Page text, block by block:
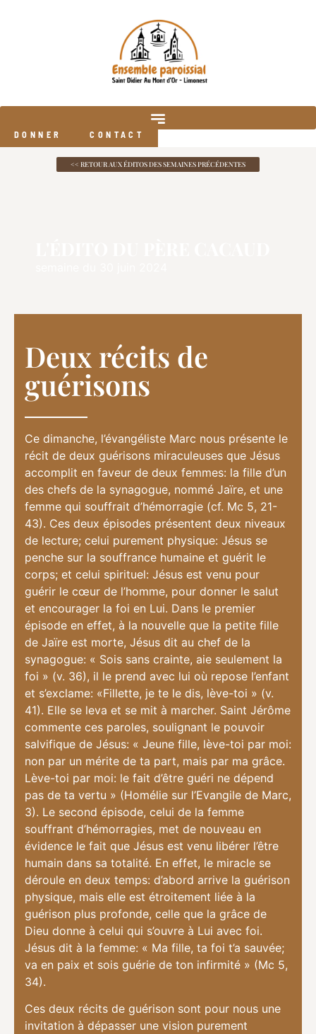
DONNER CONTACT
<< RETOUR AUX ÉDITOS DES SEMAINES PRÉCÉDENTES
Deux récits de
guérisons
Ce dimanche, l’évangéliste Marc nous présente le
récit de deux guérisons miraculeuses que Jésus
accomplit en faveur de deux femmes: la fille d’un
des chefs de la synagogue, nommé Jaïre, et une
femme qui souffrait d’hémorragie (cf. Mc 5, 21-
43). Ces deux épisodes présentent deux niveaux
de lecture; celui purement physique: Jésus se
penche sur la souffrance humaine et guérit le
corps; et celui spirituel: Jésus est venu pour
guérir le cœur de l’homme, pour donner le salut
et encourager la foi en Lui. Dans le premier
épisode en effet, à la nouvelle que la petite fille
de Jaïre est morte, Jésus dit au chef de la
synagogue: « Sois sans crainte, aie seulement la
foi » (v. 36), il le prend avec lui où repose l’enfant
et s’exclame: «Fillette, je te le dis, lève-toi » (v.
41). Elle se leva et se mit à marcher. Saint Jérôme
commente ces paroles, soulignant le pouvoir
salvifique de Jésus: « Jeune fille, lève-toi par moi:
non par un mérite de ta part, mais par ma grâce.
Lève-toi par moi: le fait d’être guéri ne dépend
pas de ta vertu » (Homélie sur l’Evangile de Marc,
3). Le second épisode, celui de la femme
souffrant d’hémorragies, met de nouveau en
évidence le fait que Jésus est venu libérer l’être
humain dans sa totalité. En effet, le miracle se
déroule en deux temps: d’abord arrive la guérison
physique, mais elle est étroitement liée à la
guérison plus profonde, celle que la grâce de
Dieu donne à celui qui s’ouvre à Lui avec foi.
Jésus dit à la femme: « Ma fille, ta foi t’a sauvée;
va en paix et sois guérie de ton infirmité » (Mc 5,
34).
Ces deux récits de guérison sont pour nous une
invitation à dépasser une vision purement